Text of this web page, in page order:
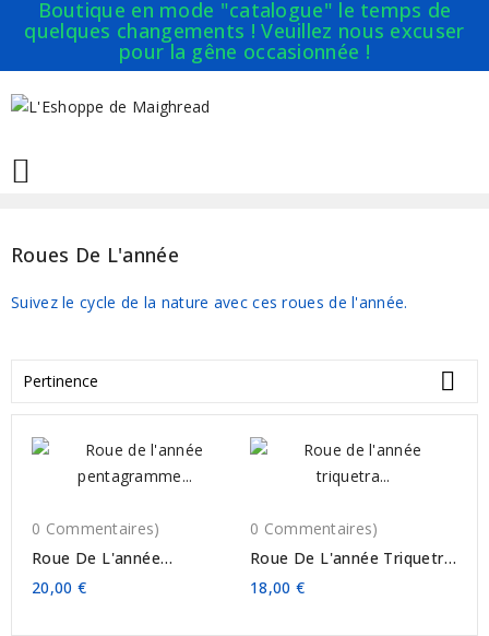
Boutique en mode "catalogue" le temps de
quelques changements ! Veuillez nous excuser
pour la gêne occasionnée !

Roues De L'année
Suivez le cycle de la nature avec ces roues de l'année.
Pertinence 
0 Commentaires)
Roue De L'année
PERSONNALISABLE
20,00 €
0 Commentaires)
Roue De L'année Triquetra
18,00 €